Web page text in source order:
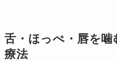
舌・ほっぺ・唇を
療法